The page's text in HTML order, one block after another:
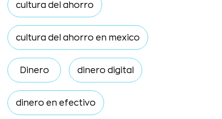
cultura del ahorro
cultura del ahorro en mexico
Dinero dinero digital
dinero en efectivo